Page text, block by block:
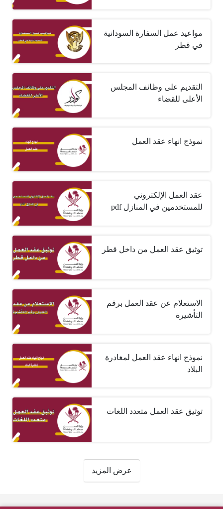
مواعيد عمل السفارة السودانية
في قطر
التقديم على وظائف المجلس
الأعلى للقضاء
نموذج انهاء عقد العمل
عقد العمل الإلكتروني
للمستخدمين في المنازل pdf
توثيق عقد العمل من داخل قطر
الاستعلام عن عقد العمل برقم
التأشيرة
نموذج انهاء عقد العمل لمغادرة
البلاد
توثيق عقد العمل متعدد اللغات
عرض المزيد